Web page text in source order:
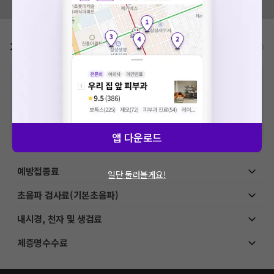
모두닥 팀에 알려주세요!
가격표 비급여/급여 진료란?
추가비용 등으로 실제 가격과 상이할 수 있으니, 정확
한 가격은 해당 의료기관에 직접 문의해주세요.
건강보험심사평가원
에 고지되어 있는 급여 진료 기준 가
격입니다. (진료와 연관된 복합적인 비용이 추가되어, 병원마다 금액이 다르게
산정될 수 있는 점 참고 바랍니다.)
VAT 포함
예방접종료
초음파 검사료(기본초음파)
내시경, 천자 및 생검료
제증명수수료
앱 다운로드
일단 둘러볼게요!